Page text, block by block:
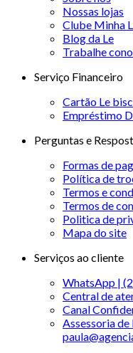
Nossas lojas
Clube Minha
Blog da Le
Trabalhe
Serviço Financeiro
Cartão Le
Empréstimo
Perguntas e
Formas de
Política de
Termos e
Termos de
Politica de
Mapa do site
Serviços ao cliente
WhatsApp |
Central de
Canal
Assessoria de